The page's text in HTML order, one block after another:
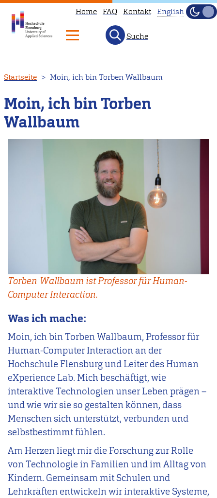
zum
Inhalt
Home FAQ Kontakt English
Hell
Suche
Startseite Moin, ich bin Torben Wallbaum
Moin, ich bin Torben
Wallbaum
Torben Wallbaum ist Professor für Human-
Computer Interaction.
Was ich mache:
Moin, ich bin Torben Wallbaum, Professor für
Human-Computer Interaction an der
Hochschule Flensburg und Leiter des Human
eXperience Lab. Mich beschäftigt, wie
interaktive Technologien unser Leben prägen –
und wie wir sie so gestalten können, dass
Menschen sich unterstützt, verbunden und
selbstbestimmt fühlen.
Am Herzen liegt mir die Forschung zur Rolle
von Technologie in Familien und im Alltag von
Kindern. Gemeinsam mit Schulen und
Lehrkräften entwickeln wir interaktive Systeme,